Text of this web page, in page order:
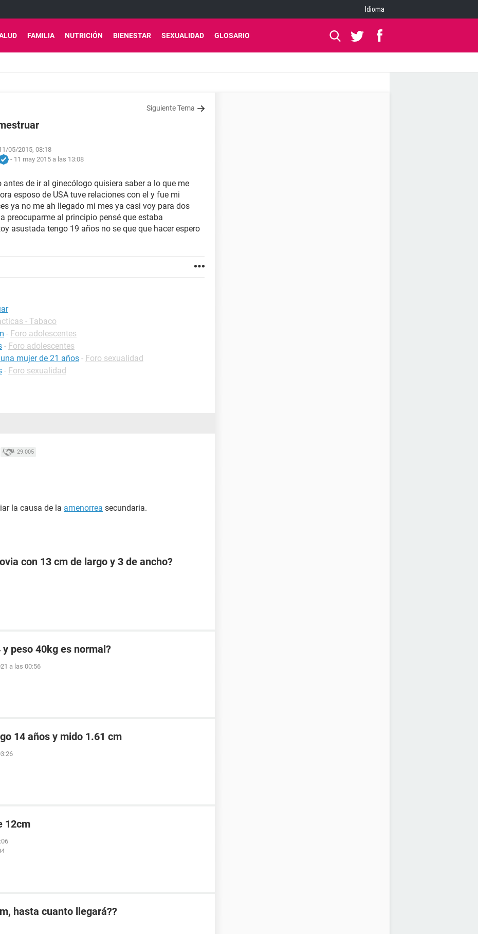
Idioma
FAMILIA NUTRICIÓN BIENESTAR SEXUALIDAD GLOSARIO
Siguiente Tema
05/2015, 08:18
- 11 may 2015 a las 13:08
de ir al ginecólogo quisiera saber a lo que me
esposo de USA tuve relaciones con el y fue mi
ya no me ah llegado mi mes ya casi voy para dos
preocuparme al principio pensé que estaba
asustada tengo 19 años no se que que hacer espero
- Tabaco
- Foro adolescentes
- Foro adolescentes
mujer de 21 años - Foro sexualidad
- Foro sexualidad
29.005
la causa de la amenorrea secundaria.
con 13 cm de largo y 3 de ancho?
peso 40kg es normal?
a las 00:56
14 años y mido 1.61 cm
12cm
hasta cuanto llegará??